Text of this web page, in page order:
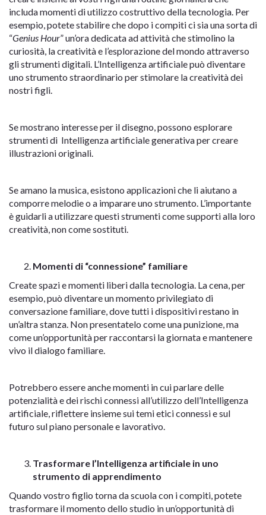
includa momenti di utilizzo costruttivo della tecnologia. Per
esempio, potete stabilire che dopo i compiti ci sia una sorta di
“Genius Hour” un’ora dedicata ad attività che stimolino la
curiosità, la creatività e l’esplorazione del mondo attraverso
gli strumenti digitali. L’Intelligenza artificiale può diventare
uno strumento straordinario per stimolare la creatività dei
nostri figli.
Se mostrano interesse per il disegno, possono esplorare
strumenti di Intelligenza artificiale generativa per creare
illustrazioni originali.
Se amano la musica, esistono applicazioni che li aiutano a
comporre melodie o a imparare uno strumento. L’importante
è guidarli a utilizzare questi strumenti come supporti alla loro
creatività, non come sostituti.
Momenti di “connessione” familiare
Create spazi e momenti liberi dalla tecnologia. La cena, per
esempio, può diventare un momento privilegiato di
conversazione familiare, dove tutti i dispositivi restano in
un’altra stanza. Non presentatelo come una punizione, ma
come un’opportunità per raccontarsi la giornata e mantenere
vivo il dialogo familiare.
Potrebbero essere anche momenti in cui parlare delle
potenzialità e dei rischi connessi all’utilizzo dell’Intelligenza
artificiale, riflettere insieme sui temi etici connessi e sul
futuro sul piano personale e lavorativo.
Trasformare l’Intelligenza artificiale in uno
strumento di apprendimento
Quando vostro figlio torna da scuola con i compiti, potete
trasformare il momento dello studio in un’opportunità di